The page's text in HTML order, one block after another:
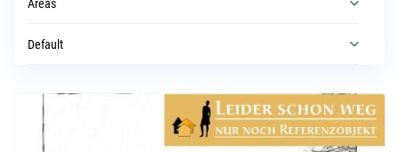
Areas
Default